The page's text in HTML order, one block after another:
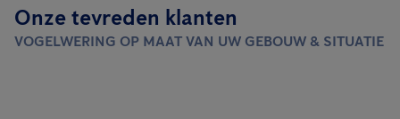
Onze tevreden klanten
VOGELWERING OP MAAT VAN UW GEBOUW & SITUATIE